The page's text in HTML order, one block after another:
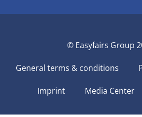
© Easyfairs Group
General terms & conditions
Imprint Media Center